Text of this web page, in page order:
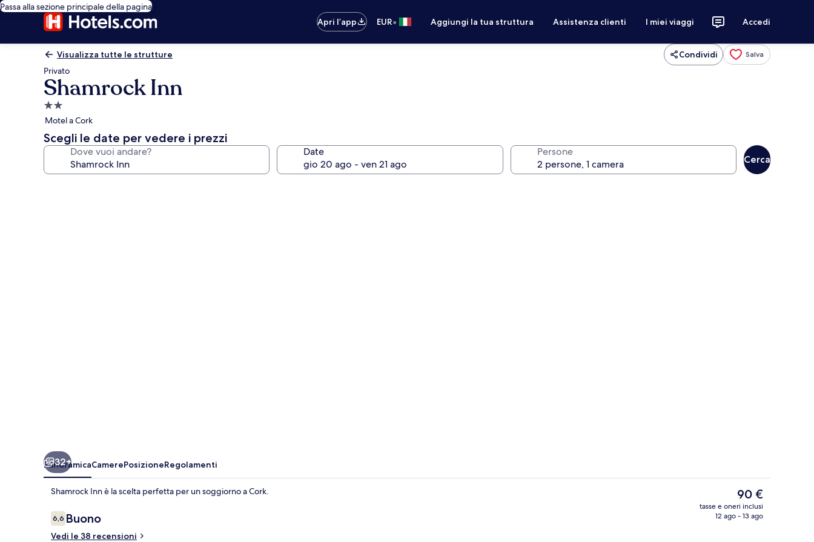
Passa alla sezione principale della pagina
Apri l’app
EUR• Aggiungi la tua struttura Assistenza clienti I miei viaggi Accedi
Visualizza tutte le strutture Condividi Salva
Privato
Shamrock Inn
Struttura
a
2.0
stelle
Motel a Cork
Scegli le date per vedere i prezzi
Dove vuoi andare? Date Persone
Cerca
32+
PanoramicaCamerePosizioneRegolamenti
Shamrock Inn è la scelta perfetta per un soggiorno a Cork.
Recensioni
6,66,6 su 10
Buono
Vedi le 38 recensioni
Il
prezzo
attuale
90 €
tasse e oneri inclusi
12 ago - 13 ago